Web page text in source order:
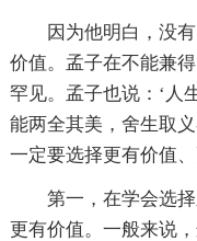
因为他明白，没
价值。孟子在不能兼
罕见。孟子也说：‘人
能两全其美，舍生取
一定要选择更有价值、
第一，在学会选
更有价值。一般来说